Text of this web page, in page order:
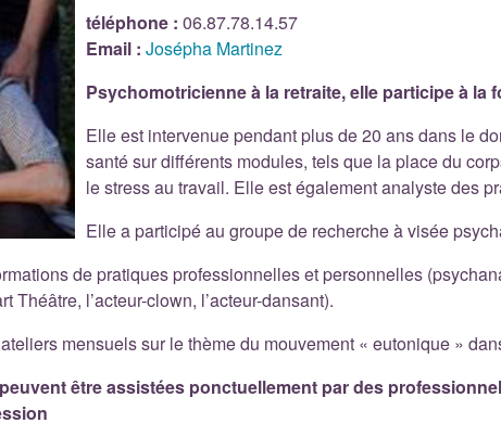
téléphone :06.87.78.14.57
Email : Josépha Martinez
Psychomotricienne à la retraite, elle participe à la
Elle est intervenue pendant plus de 20 ans dans le
santé sur différents modules, tels que la place du
le stress au travail. Elle est également analyste des
Elle a participé au groupe de recherche à visée
de pratiques professionnelles et personnelles
Théâtre, l’acteur-clown, l’acteur-dansant).
mensuels sur le thème du mouvement « eutonique »
être assistées ponctuellement par des